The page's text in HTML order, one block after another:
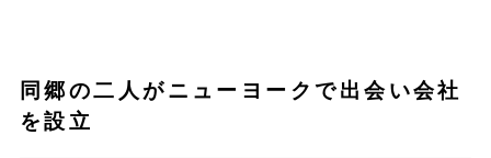
同郷の二人がニューヨークで出会い会社
を設立